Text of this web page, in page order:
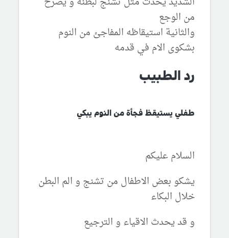
من الوجع
والثانية استيقاظه المفاجئ من النوم
بشكوى الام في قدمه
رد الطبيب
طفلي يستيقظ فجأة من النوم يبكي
السلام عليكم
يشكو بعض الاطفال من تشنج و الم البطن
خلال البكاء
و قد يحدث الاقياء و الترجيع